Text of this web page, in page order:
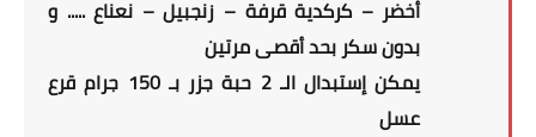
أخضر – كركدية قرفة – زنجبيل – نعناع ..... و
بدون سكر بحد أقصى مرتين
يمكن إستبدال الـ 2 حبة جزر بـ 150 جرام قرع
عسل